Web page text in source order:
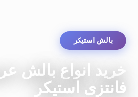
بالش استیکر
خرید انواع بالش
فانتزی استیکر